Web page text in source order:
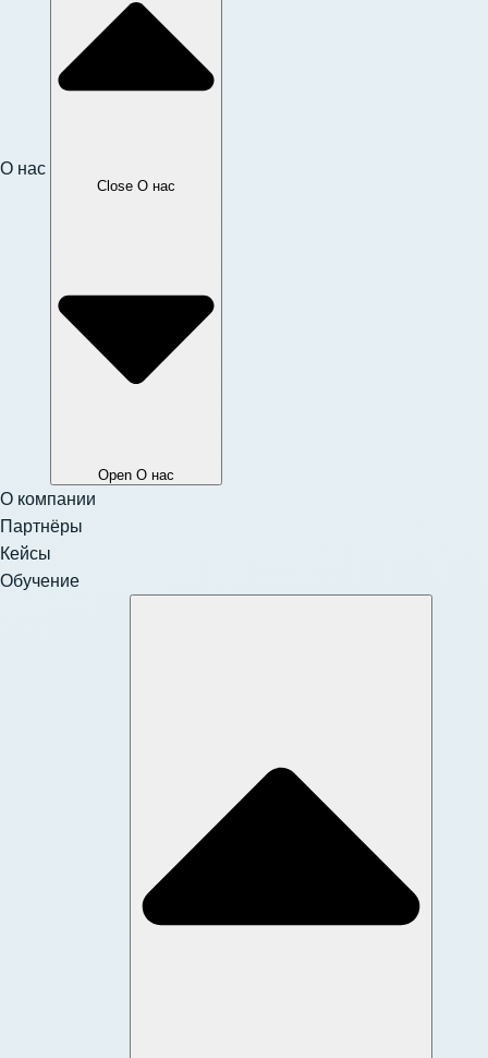
О нас
Close О нас
Open О нас
О компании
Партнёры
Кейсы
Обучение